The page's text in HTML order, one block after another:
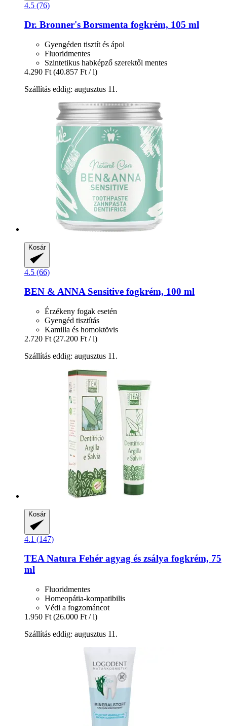
4.5 (76)
Dr. Bronner's Borsmenta fogkrém, 105 ml
Gyengéden tisztít és ápol
Fluoridmentes
Szintetikus habképző szerektől mentes
4.290 Ft (40.857 Ft / l)
Szállítás eddig: augusztus 11.
Kosár
4.5 (66)
BEN & ANNASensitive fogkrém, 100 ml
Érzékeny fogak esetén
Gyengéd tisztítás
Kamilla és homoktövis
2.720 Ft (27.200 Ft / l)
Szállítás eddig: augusztus 11.
Kosár
4.1 (147)
TEA Natura Fehér agyag és zsálya fogkrém, 75
ml
Fluoridmentes
Homeopátia-kompatibilis
Védi a fogzománcot
1.950 Ft (26.000 Ft / l)
Szállítás eddig: augusztus 11.